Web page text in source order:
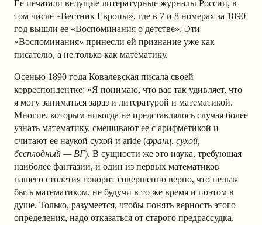
Ее печатали ведущие литературные журналы России, в
том числе «Вестник Европы», где в 7 и 8 номерах за 1890
год вышли ее «Воспоминания о детстве». Эти
«Воспоминания» принесли ей признание уже как
писателю, а не только как математику.
Осенью 1890 года Ковалевская писала своей
корреспондентке: «Я понимаю, что вас так удивляет, что
я могу заниматься зараз и литературой и математикой.
Многие, которым никогда не представлялось случая более
узнать математику, смешивают ее с арифметикой и
считают ее наукой сухой и aride (франц. сухой,
бесплодный — ВГ). В сущности же это наука, требующая
наиболее фантазии, и один из первых математиков
нашего столетия говорит совершенно верно, что нельзя
быть математиком, не будучи в то же время и поэтом в
душе. Только, разумеется, чтобы понять верность этого
определения, надо отказаться от старого предрассудка,